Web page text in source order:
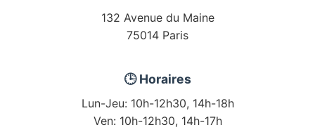
132 Avenue du Maine
75014 Paris
🕒 Horaires
Lun-Jeu: 10h-12h30, 14h-18h
Ven: 10h-12h30, 14h-17h